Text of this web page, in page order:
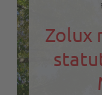
Zolux